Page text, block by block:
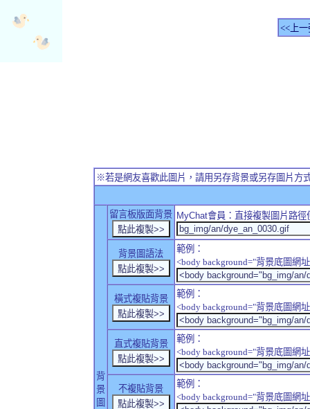
<<上一
※若是網友喜歡此圖片，請用另存背景或另存圖片方
背
景
圖
留言板版面背景 MyChat會員：直接複製圖片路
背景圖語法
範例：
<body background="背景底圖網
橫式複貼背景
範例：
<body background="背景底圖網
直式複貼背景
範例：
<body background="背景底圖網
不複貼背景
範例：
<body background="背景底圖網